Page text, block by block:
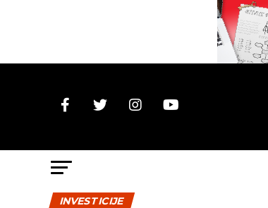
INVESTICIJE